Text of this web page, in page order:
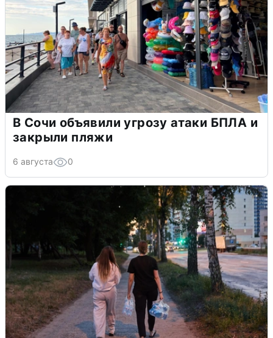
В Сочи объявили угрозу атаки БПЛА и
закрыли пляжи
6 августа 0